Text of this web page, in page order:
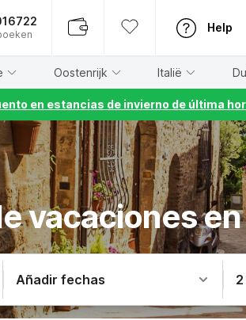
Help
Oostenrijk Italië
en estancias de invierno de última
vacaciones
Añadir fechas